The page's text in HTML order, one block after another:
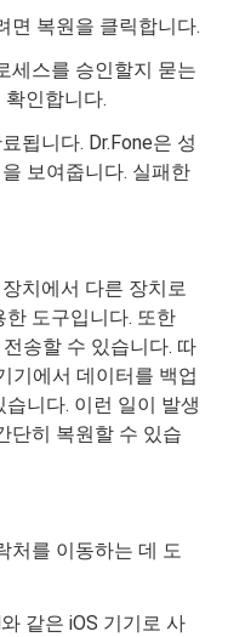
면 복원을 클릭합니다.
세스를 승인할지 묻는
인합니다.
됩니다. Dr.Fone은 성
보여줍니다. 실패한
치에서 다른 장치로
도구입니다. 또한
송할 수 있습니다. 따
기에서 데이터를 백업
니다. 이런 일이 발생
단히 복원할 수 있습
처를 이동하는 데 도
같은 iOS 기기로 사